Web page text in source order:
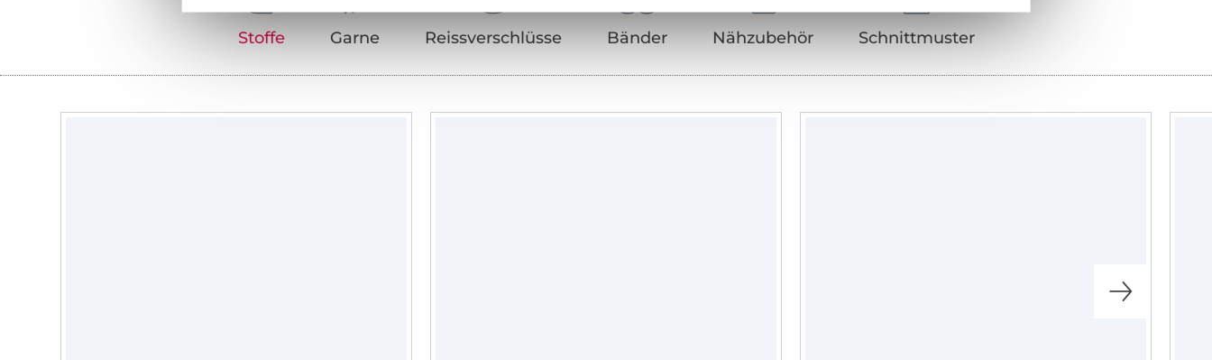
Stoffe Garne Reissverschlüsse Bänder Nähzubehör Schnittmuster